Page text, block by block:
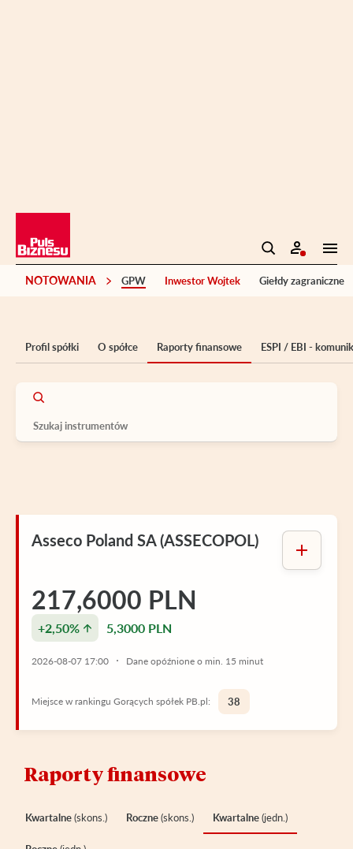
NOTOWANIA GPW Inwestor Wojtek Giełdy zagraniczne
Profil spółki O spółce Raporty finansowe ESPI / EBI -
Asseco Poland SA (ASSECOPOL)
217,6000 PLN
+2,50% 5,3000 PLN
2026-08-07 17:00 Dane opóźnione o min. 15 minut
Miejsce w rankingu Gorących spółek PB.pl: 38
Raporty finansowe
Kwartalne(skons.) Roczne(skons.) Kwartalne(jedn.)